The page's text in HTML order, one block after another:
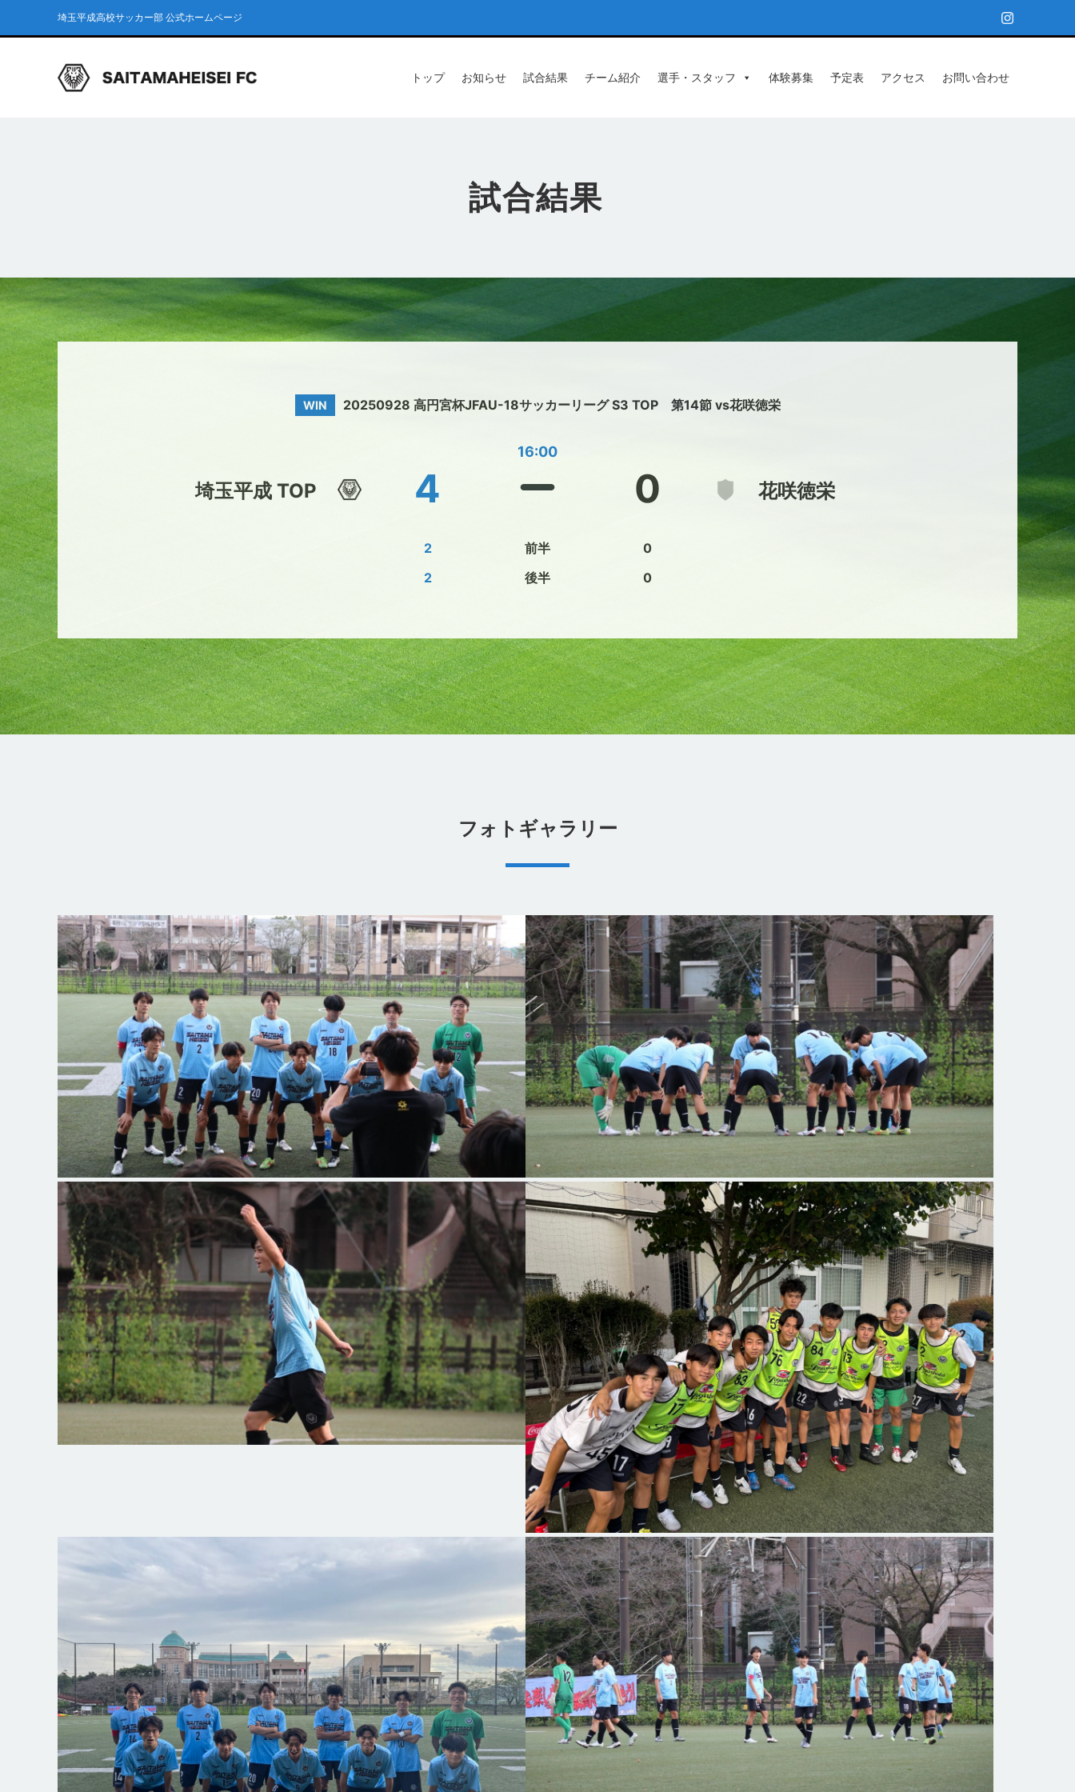
埼玉平成高校サッカー部 公式ホームページ
トップ お知らせ 試合結果 チーム紹介 選手・スタッフ 体験募集 予定表 アクセス お問い合わせ
試合結果
WIN 20250928 高円宮杯JFAU-18サッカーリーグ S3 TOP 第14節 vs花咲徳栄
16:00
埼玉平成 TOP 4
2
2
前半
後半
0
0
0
花咲徳栄
フォトギャラリー